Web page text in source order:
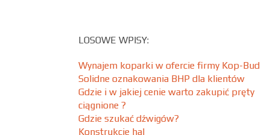
LOSOWE WPISY:
Wynajem koparki w ofercie firmy Kop-Bud
Solidne oznakowania BHP dla klientów
Gdzie i w jakiej cenie warto zakupić pręty
ciągnione ?
Gdzie szukać dźwigów?
Konstrukcje hal